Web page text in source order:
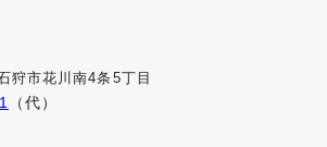
狩市花川南4条5丁目
（代）